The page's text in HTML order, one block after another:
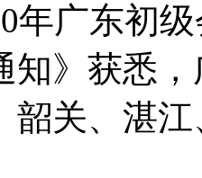
年广东初
知》获悉
韶关、湛